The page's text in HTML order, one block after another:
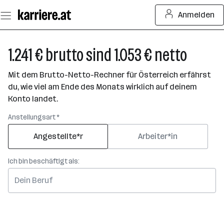
Seiteninhalt
springen
Anmelden
1.241 € brutto sind 1.053 € netto
Mit dem Brutto-Netto-Rechner für Österreich erfährst
du, wie viel am Ende des Monats wirklich auf deinem
Konto landet.
Anstellungsart *
Angestellte*r Arbeiter*in
Ich bin beschäftigt als: